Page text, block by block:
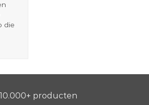
die
10.000+ producten